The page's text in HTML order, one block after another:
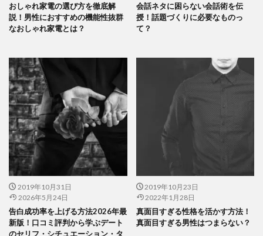
おしゃれ家電の選び方を徹底解
説！男性におすすめの機能性抜群
なおしゃれ家電とは？
会話ネタに困らない会話術を伝
授！話題づくりに必要なものっ
て？
2019年10月31日
2026年5月24日
告白成功率を上げる方法2026年最
新版！口コミ評判から学ぶデート
のセリフ・シチュエーション・タ
2019年10月23日
2022年1月28日
真面目すぎる性格を活かす方法！
真面目すぎる男性はつまらない？